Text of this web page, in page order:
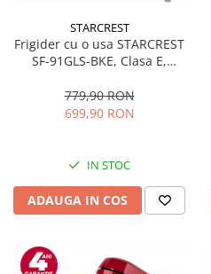
STARCREST
Frigider cu o usa STARCREST
SF-91GLS-BKE, Clasa E,
interioara, H 83 cm, Sticla
Neagra
779,90 RON
699,90 RON
IN STOC
ADAUGA IN COS